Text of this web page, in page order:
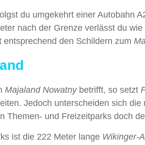
du umgekehrt einer Autobahn
nach der Grenze verlässt du
entsprechend den Schildern zum
Majaland Nowatnybetrifft, so setzt
Jedoch unterscheiden sich
Themen- und Freizeitparks doch
ist die 222 Meter lange Wikinger-